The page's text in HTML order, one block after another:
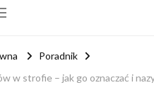
Poradnik
w strofie – jak go oznaczać i